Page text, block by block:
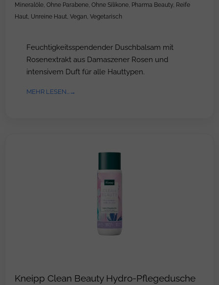
Mineralöle, Ohne Parabene, Ohne Silikone, Pharma Beauty, Reife
Haut, Unreine Haut, Vegan, Vegetarisch
Feuchtigkeitsspendender Duschbalsam mit
Rosenextrakt aus Damaszener Rosen und
intensivem Duft für alle Hauttypen.
MEHR LESEN...
Kneipp Clean Beauty Hydro-Pflegedusche